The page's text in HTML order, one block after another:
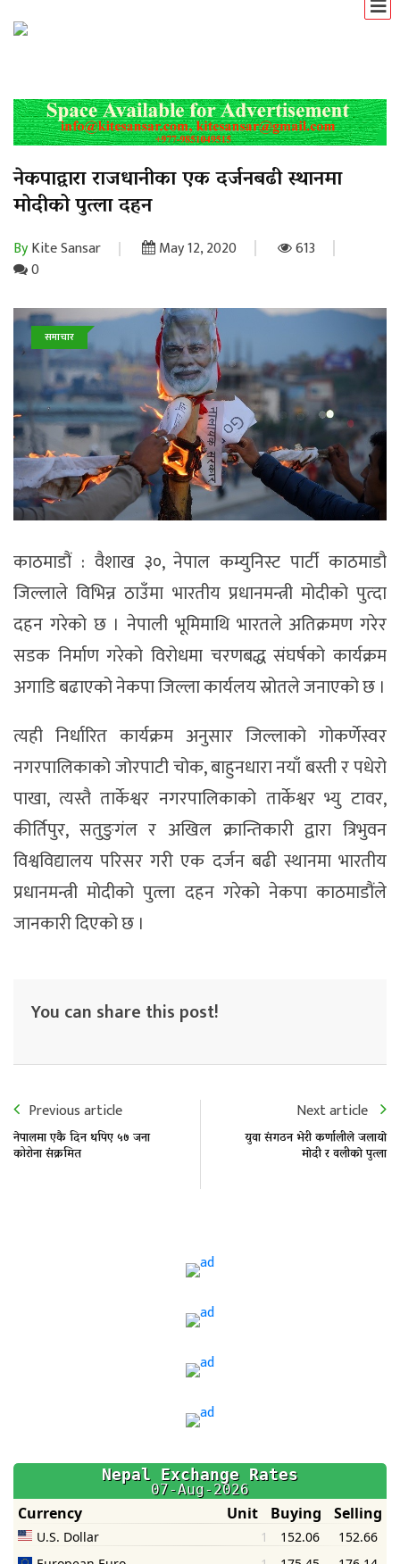
नेकपाद्वारा राजधानीका एक दर्जनबढी स्थानमा
मोदीको पुत्ला दहन
ByKite Sansar May 12, 2020
613
0
समाचार
काठमाडौं : वैशाख ३०, नेपाल कम्युनिस्ट पार्टी काठमाडौ
जिल्लाले विभिन्न ठाउँमा भारतीय प्रधानमन्त्री मोदीको पुत्दा
दहन गरेको छ । नेपाली भूमिमाथि भारतले अतिक्रमण गरेर
सडक निर्माण गरेको विरोधमा चरणबद्ध संघर्षको कार्यक्रम
अगाडि बढाएको नेकपा जिल्ला कार्यलय स्रोतले जनाएको छ ।
त्यही निर्धारित कार्यक्रम अनुसार जिल्लाको गोकर्णेस्वर
नगरपालिकाको जोरपाटी चोक, बाहुनधारा नयाँ बस्ती र पधेरो
पाखा, त्यस्तै तार्केश्वर नगरपालिकाको तार्केश्वर भ्यु टावर,
कीर्तिपुर, सतुङुगंल र अखिल क्रान्तिकारी द्वारा त्रिभुवन
विश्वविद्यालय परिसर गरी एक दर्जन बढी स्थानमा भारतीय
प्रधानमन्त्री मोदीको पुत्ला दहन गरेको नेकपा काठमाडौंले
जानकारी दिएको छ ।
You can share this post!
Previous article
नेपालमा एकै दिन थपिए ५७ जना
कोरोना संक्रमित
Next article
युवा संगठन भेरी कर्णालीले जलायाे
माेदी र वलीकाे पुत्ला